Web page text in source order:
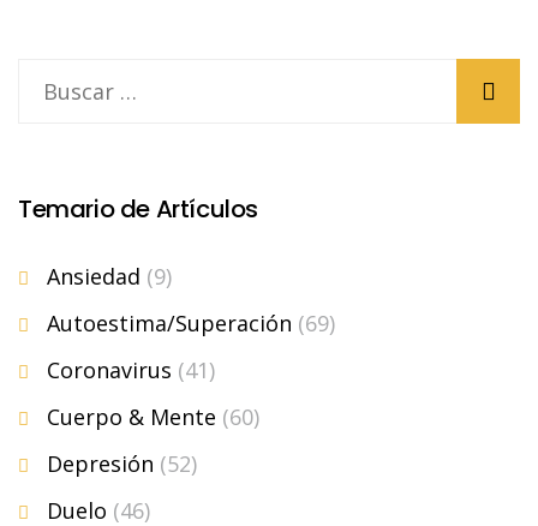
Temario de Artículos
Ansiedad (9)
Autoestima/Superación (69)
Coronavirus (41)
Cuerpo & Mente (60)
Depresión (52)
Duelo (46)